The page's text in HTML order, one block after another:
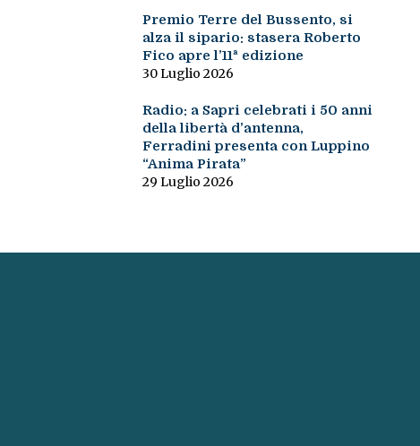
Premio Terre del Bussento, si
alza il sipario: stasera Roberto
Fico apre l’11ª edizione
30 Luglio 2026
Radio: a Sapri celebrati i 50 anni
della libertà d’antenna,
Ferradini presenta con Luppino
“Anima Pirata”
29 Luglio 2026